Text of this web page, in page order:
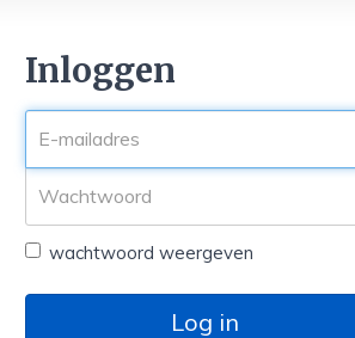
Inloggen
wachtwoord weergeven
Log in